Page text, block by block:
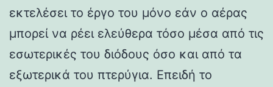
εκτελέσει το έργο του μόνο εάν ο αέρας
μπορεί να ρέει ελεύθερα τόσο μέσα από τις
εσωτερικές του διόδους όσο και από τα
εξωτερικά του πτερύγια. Επειδή το